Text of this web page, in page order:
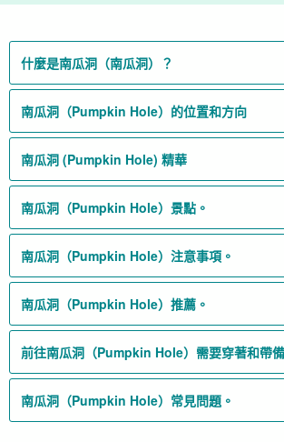
什麼是南瓜洞（南瓜洞）？
南瓜洞（Pumpkin Hole）的位置和方向
南瓜洞 (Pumpkin Hole) 精華
南瓜洞（Pumpkin Hole）景點。
南瓜洞（Pumpkin Hole）注意事項。
南瓜洞（Pumpkin Hole）推薦。
前往南瓜洞（Pumpkin Hole）需要穿著和帶
南瓜洞（Pumpkin Hole）常見問題。